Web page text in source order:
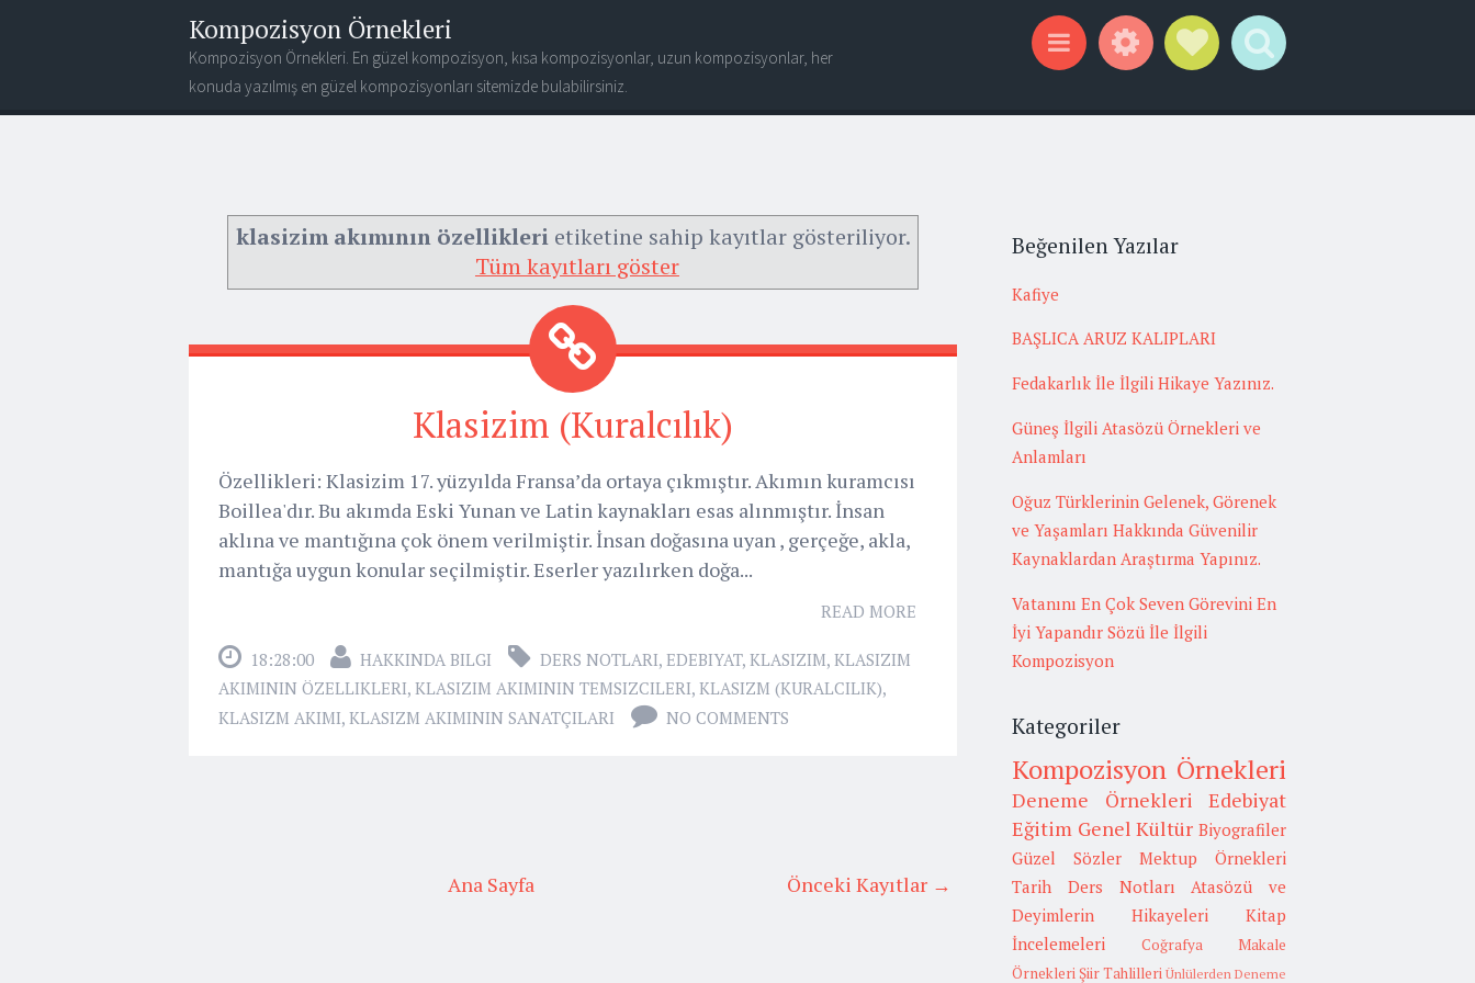
Kompozisyon Örnekleri
Kompozisyon Örnekleri. En güzel kompozisyon, kısa kompozisyonlar, uzun kompozisyonlar, her
konuda yazılmış en güzel kompozisyonları sitemizde bulabilirsiniz.
klasizim akımının özelliklerietiketine sahip kayıtlar gösteriliyor.
Tüm kayıtları göster
Klasizim (Kuralcılık)
Özellikleri: Klasizim 17. yüzyılda Fransa’da ortaya çıkmıştır. Akımın kuramcısı
Boillea'dır. Bu akımda Eski Yunan ve Latin kaynakları esas alınmıştır. İnsan
aklına ve mantığına çok önem verilmiştir. İnsan doğasına uyan , gerçeğe, akla,
mantığa uygun konular seçilmiştir. Eserler yazılırken doğa...
READ MORE
18:28:00 HAKKINDA BILGI DERS NOTLARI, EDEBIYAT, KLASIZIM, KLASIZIM
AKIMININ ÖZELLIKLERI, KLASIZIM AKIMININ TEMSIZCILERI, KLASIZM (KURALCILIK),
KLASIZM AKIMI, KLASIZM AKIMININ SANATÇILARI NO COMMENTS
Önceki Kayıtlar →
Ana Sayfa
Beğenilen Yazılar
Kafiye
BAŞLICA ARUZ KALIPLARI
Fedakarlık İle İlgili Hikaye Yazınız.
Güneş İlgili Atasözü Örnekleri ve
Anlamları
Oğuz Türklerinin Gelenek, Görenek
ve Yaşamları Hakkında Güvenilir
Kaynaklardan Araştırma Yapınız.
Vatanını En Çok Seven Görevini En
İyi Yapandır Sözü İle İlgili
Kompozisyon
Kategoriler
Kompozisyon Örnekleri
Deneme Örnekleri
Edebiyat
Eğitim Genel Kültür Biyografiler
Güzel Sözler
Mektup Örnekleri
Tarih
Ders Notları
Atasözü ve
Deyimlerin Hikayeleri
Kitap
İncelemeleri
Coğrafya
Makale
Örnekleri Şiir Tahlilleri Ünlülerden Deneme